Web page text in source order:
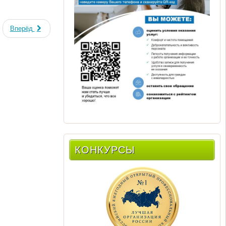
Вперёд
КОНКУРСЫ